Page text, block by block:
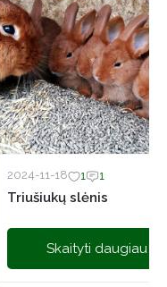
2024-11-18 1 1
Triušiukų slėnis
Skaityti daugiau